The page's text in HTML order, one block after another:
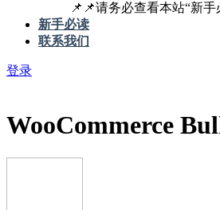
📌📌请务必查看本站“新
新手必读
联系我们
登录
WooCommerce